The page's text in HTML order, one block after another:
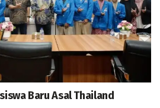
Baru Asal Thailand